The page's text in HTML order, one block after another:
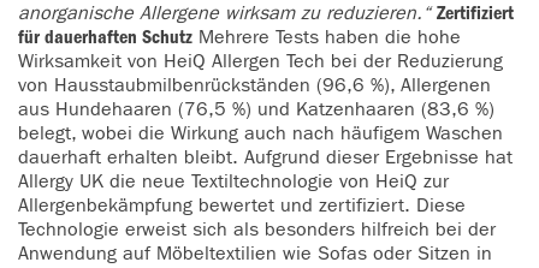
anorganische Allergene wirksam zu reduzieren.“ Zertifiziert
für dauerhaften Schutz Mehrere Tests haben die hohe
Wirksamkeit von HeiQ Allergen Tech bei der Reduzierung
von Hausstaubmilbenrückständen (96,6 %), Allergenen
aus Hundehaaren (76,5 %) und Katzenhaaren (83,6 %)
belegt, wobei die Wirkung auch nach häufigem Waschen
dauerhaft erhalten bleibt. Aufgrund dieser Ergebnisse hat
Allergy UK die neue Textiltechnologie von HeiQ zur
Allergenbekämpfung bewertet und zertifiziert. Diese
Technologie erweist sich als besonders hilfreich bei der
Anwendung auf Möbeltextilien wie Sofas oder Sitzen in